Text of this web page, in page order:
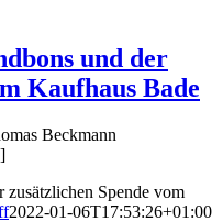
und der
Kaufhaus Bade
Beckmann
zusätzlichen Spende vom
2022-01-06T17:53:26+01:00